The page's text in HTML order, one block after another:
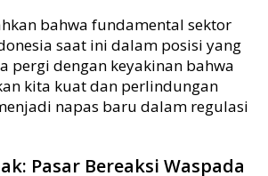
bahwa fundamental sektor
saat ini dalam posisi yang
pergi dengan keyakinan bahwa
kita kuat dan perlindungan
napas baru dalam regulasi
Pasar Bereaksi Waspada